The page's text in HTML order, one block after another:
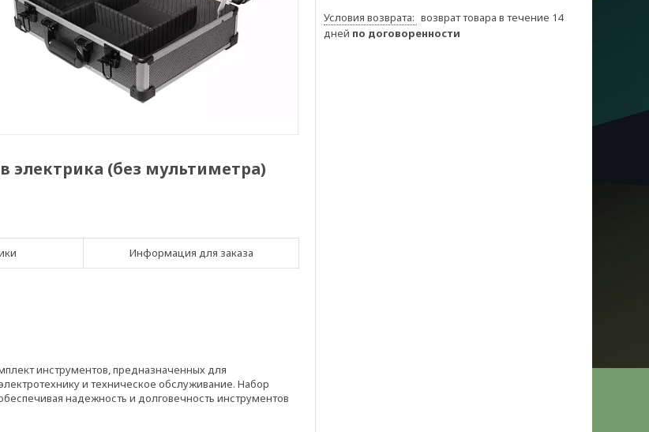
электрика (без мультиметра)
Информация для заказа
инструментов, предназначенных для
и техническое обслуживание. Набор
надежность и долговечность инструментов
возврат товара в течение 14
дней по договоренности